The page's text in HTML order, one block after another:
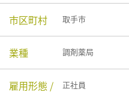
市区町村 取手市
業種 調剤薬局
雇用形態 /
正社員